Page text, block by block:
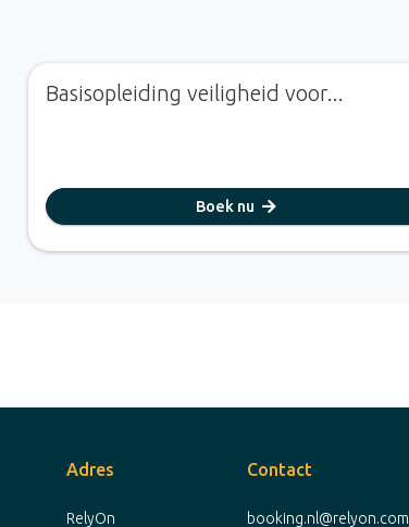
Basisopleiding veiligheid voor...
Boek nu
Adres
RelyOn
Contact
booking.nl@relyon.com